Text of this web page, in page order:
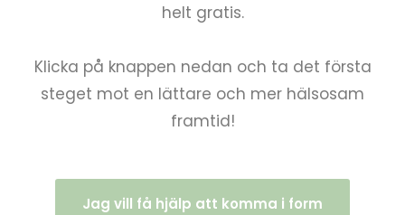
helt gratis.
Klicka på knappen nedan och ta det första
steget mot en lättare och mer hälsosam
framtid!
Jag vill få hjälp att komma i form